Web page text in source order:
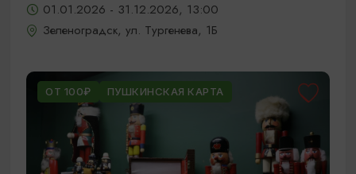
01.01.2026 - 31.12.2026, 13:00
Зеленоградск, ул. Тургенева, 1Б
ОТ 100₽ ПУШКИНСКАЯ КАРТА